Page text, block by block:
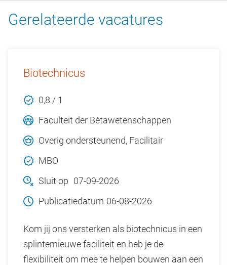
Gerelateerde vacatures
Biotechnicus
0,8 / 1
Faculteit der Bètawetenschappen
Overig ondersteunend, Facilitair
MBO
Sluit op 07-09-2026
Publicatiedatum 06-08-2026
Kom jij ons versterken als biotechnicus in een
splinternieuwe faciliteit en heb je de
flexibiliteit om mee te helpen bouwen aan een